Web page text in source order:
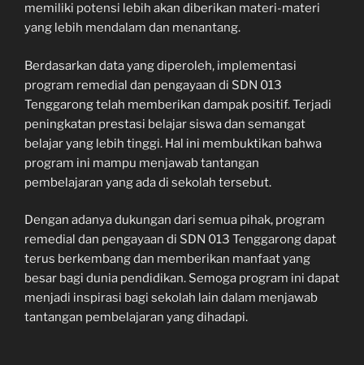
memiliki potensi lebih akan diberikan materi-materi
yang lebih mendalam dan menantang.
Berdasarkan data yang diperoleh, implementasi
program remedial dan pengayaan di SDN 013
Tenggarong telah memberikan dampak positif. Terjadi
peningkatan prestasi belajar siswa dan semangat
belajar yang lebih tinggi. Hal ini membuktikan bahwa
program ini mampu menjawab tantangan
pembelajaran yang ada di sekolah tersebut.
Dengan adanya dukungan dari semua pihak, program
remedial dan pengayaan di SDN 013 Tenggarong dapat
terus berkembang dan memberikan manfaat yang
besar bagi dunia pendidikan. Semoga program ini dapat
menjadi inspirasi bagi sekolah lain dalam menjawab
tantangan pembelajaran yang dihadapi.